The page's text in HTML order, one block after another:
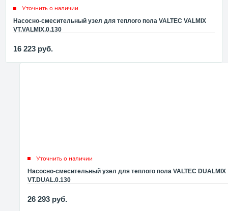
Уточнить о наличии
Насосно-смесительный узел для теплого пола VALTEC VALMIX
VT.VALMIX.0.130
16 223 руб.
Уточнить о наличии
Насосно-смесительный узел для теплого пола VALTEC DUALMIX
VT.DUAL.0.130
26 293 руб.